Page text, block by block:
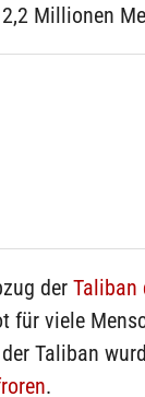
Millionen
der Taliban
für viele
Taliban
.